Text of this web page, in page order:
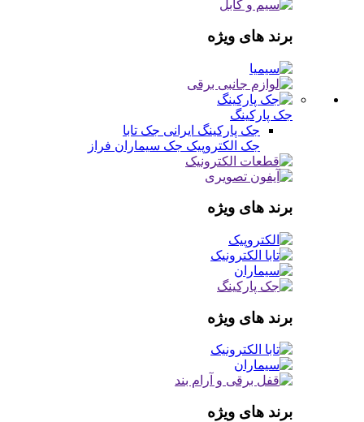
برند های ویژه
جک پارکینگ
جک پارکینگ ایرانی جک تابا
جک الکتروپیک جک سیماران فراز
برند های ویژه
برند های ویژه
برند های ویژه